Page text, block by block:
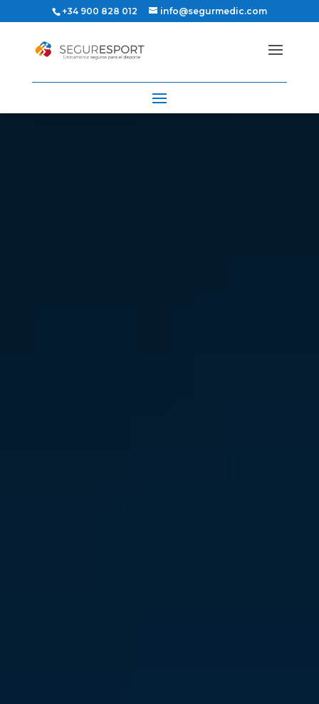
+34 900 828 012 info@segurmedic.com